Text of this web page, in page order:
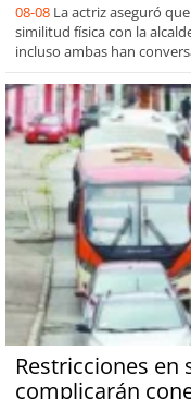
08-08 La actriz aseguró
similitud física con la
incluso ambas han
Restricciones en
complicarán